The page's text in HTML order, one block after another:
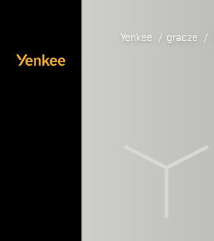
Yenkee / gracze /